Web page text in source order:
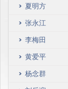
夏明方
张永江
李梅田
黄爱平
杨念群